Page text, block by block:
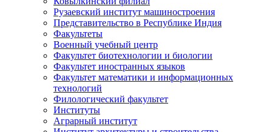
Рузаевский институт машиностроения
Представительство в Республике Индия
Факультеты
Военный учебный центр
Факультет биотехнологии и биологии
Факультет иностранных языков
Факультет математики и информационных
технологий
Филологический факультет
Институты
Аграрный институт